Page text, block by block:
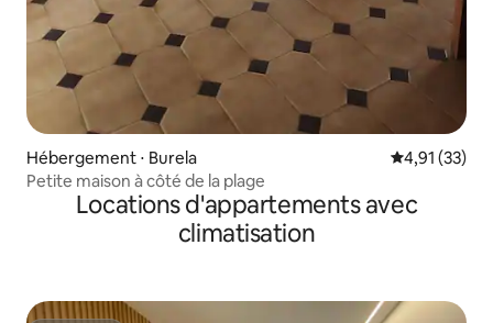
Hébergement ⋅ Burela Évaluation
4,91 (33)
Petite maison à côté de la plage
Locations d'appartements avec
climatisation